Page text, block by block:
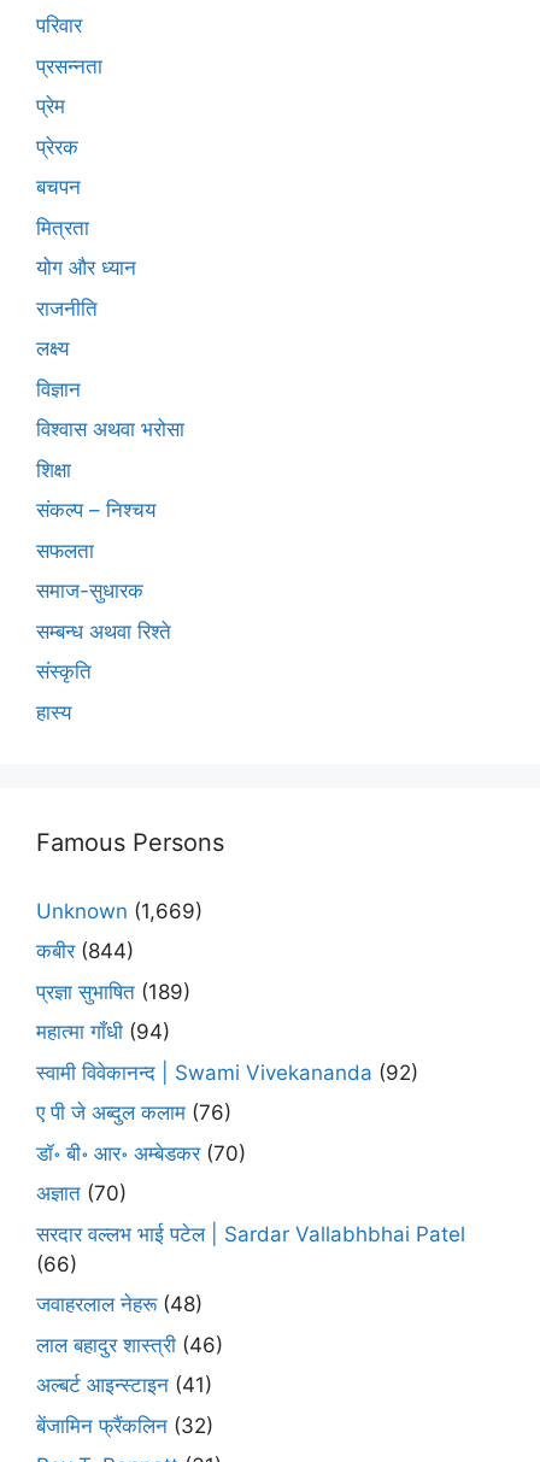
परिवार
प्रसन्नता
प्रेम
प्रेरक
बचपन
मित्रता
योग और ध्यान
राजनीति
लक्ष्य
विज्ञान
विश्वास अथवा भरोसा
शिक्षा
संकल्प – निश्चय
सफलता
समाज-सुधारक
सम्बन्ध अथवा रिश्ते
संस्कृति
हास्य
Famous Persons
Unknown (1,669)
कबीर(844)
प्रज्ञा सुभाषित (189)
महात्मा गाँधी (94)
स्वामी विवेकानन्द | Swami Vivekananda (92)
ए पी जे अब्दुल कलाम (76)
डॉ॰ बी॰ आर॰ अम्बेडकर(70)
अज्ञात (70)
सरदार वल्लभ भाई पटेल | Sardar Vallabhbhai Patel
(66)
जवाहरलाल नेहरू(48)
लाल बहादुर शास्त्री (46)
अल्बर्ट आइन्स्टाइन (41)
बेंजामिन फ्रैंकलिन (32)